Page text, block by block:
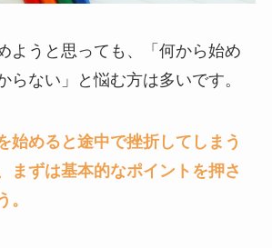
ようと思っても、「何から始め
らない」と悩む方は多いです。
始めると途中で挫折してしまう
まずは基本的なポイントを押さ
。